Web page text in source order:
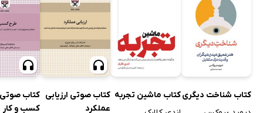
کتاب شناخت دیگریکتاب ماشین تجربه کتاب صوتی ارزیابی
عملکرد
کتاب
کسب و کار